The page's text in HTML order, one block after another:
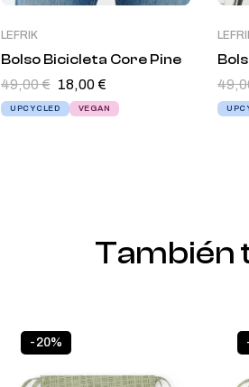
LEFRIK
Bolso Bicicleta Core Pine
49,00€ 18,00€
UPCYCLED VEGAN
También
-20%